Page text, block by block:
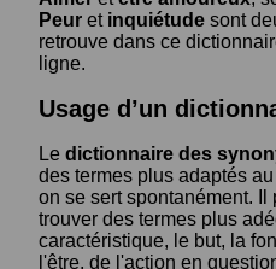
Peur et inquiétude sont
retrouve dans ce
ligne.
Usage d’un
Le dictionnaire des
des termes plus adaptés
on se sert spontanément. Il
trouver des termes plus
caractéristique, le but, la
l'être, de l'action en